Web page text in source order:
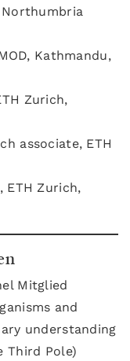
Northumbria
Kathmandu,
Zurich,
associate, ETH
ETH Zurich,
Mitglied
and
understanding
Third Pole)